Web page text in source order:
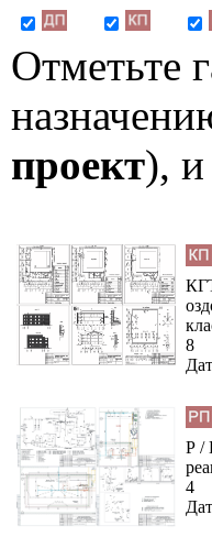
Отметьте
проект),
8
Р /
4